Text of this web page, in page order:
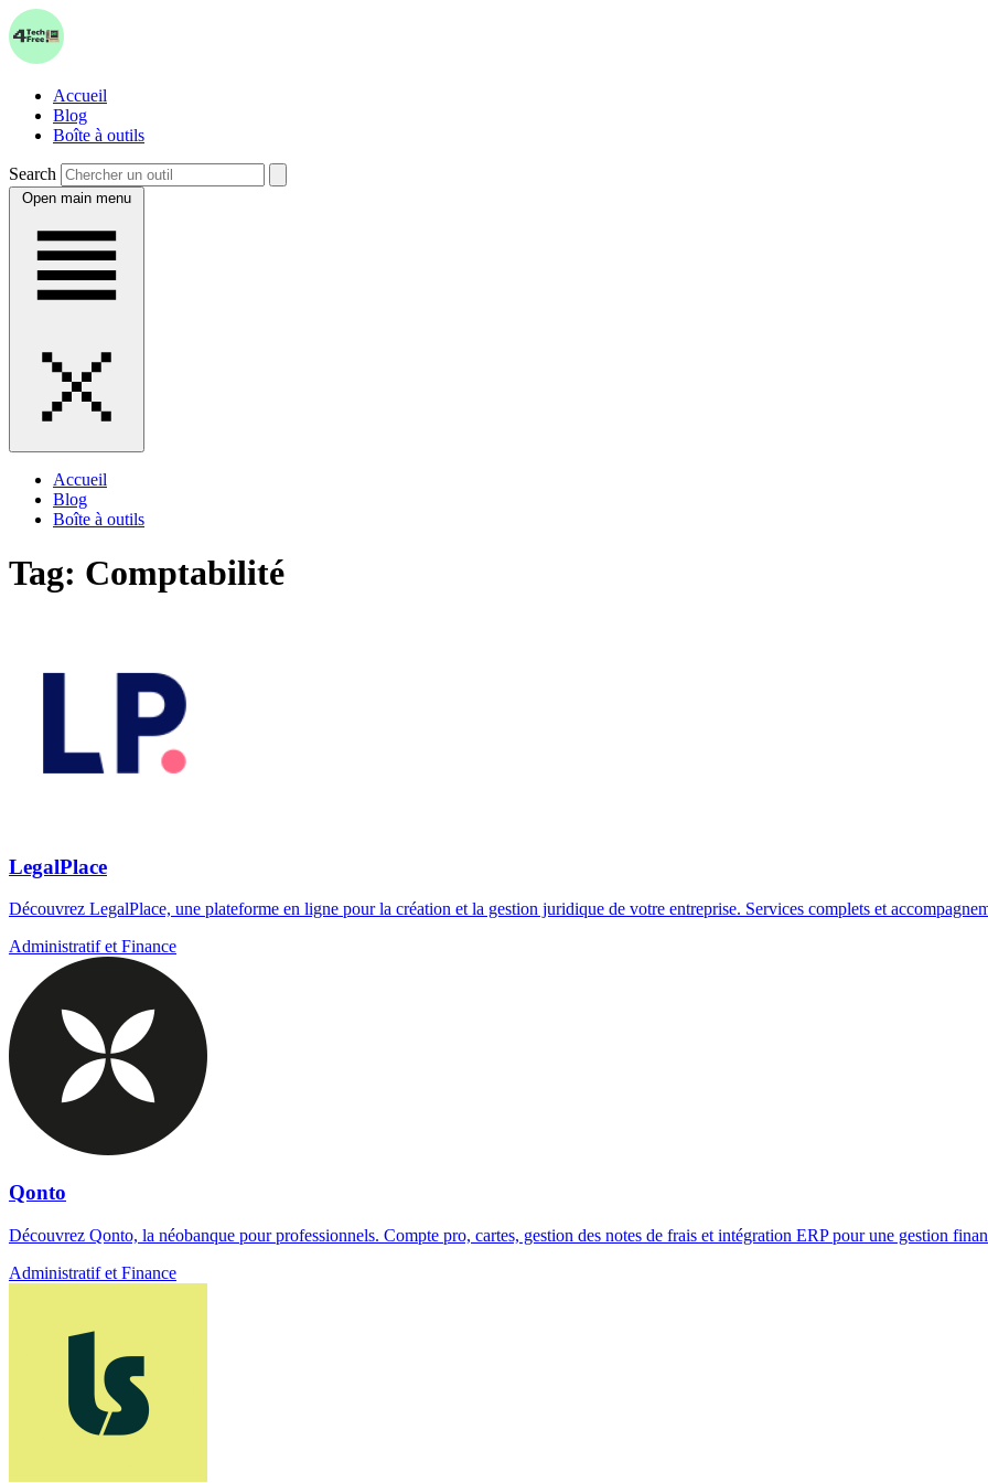
Accueil
Blog
Boîte à outils
Search
Open main menu
Accueil
Blog
Boîte à outils
Tag: Comptabilité
LegalPlace
Découvrez LegalPlace, une plateforme en ligne pour la création et la gestion juridique de votre entreprise. Services complets et
Administratif et Finance
Qonto
Découvrez Qonto, la néobanque pour professionnels. Compte pro, cartes, gestion des notes de frais et intégration ERP pour une gestion
Administratif et Finance